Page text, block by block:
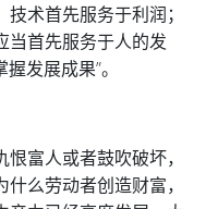
术首先服务于利润；
当首先服务于人的发
发展成果”。
富人或者鼓吹破坏，
么劳动者创造财富，